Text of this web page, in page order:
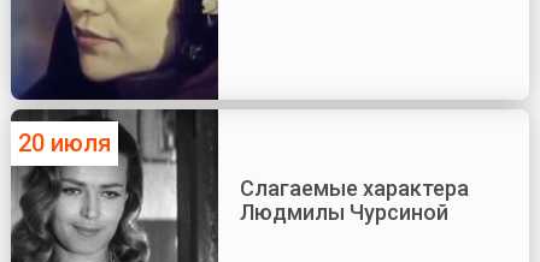
20 июля
Слагаемые характера
Людмилы Чурсиной